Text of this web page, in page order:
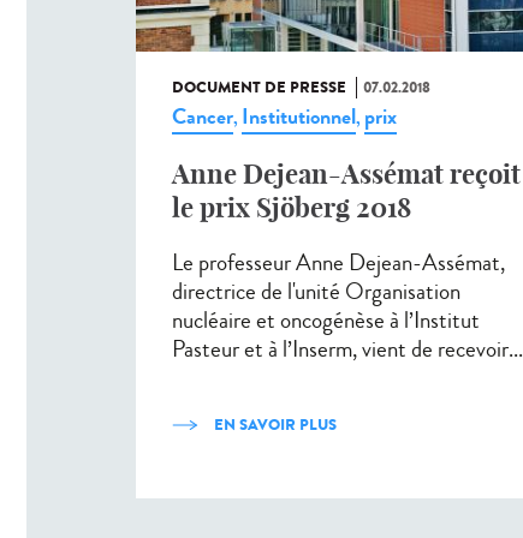
DOCUMENT DE PRESSE 07.02.2018
Cancer, Institutionnel, prix
Anne Dejean-Assémat reçoit
le prix Sjöberg 2018
Le professeur Anne Dejean-Assémat,
directrice de l'unité Organisation
nucléaire et oncogénèse à l’Institut
Pasteur et à l’Inserm, vient de recevoir...
EN SAVOIR PLUS